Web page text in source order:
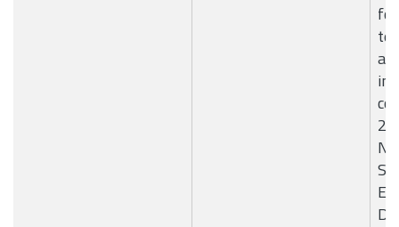
D.